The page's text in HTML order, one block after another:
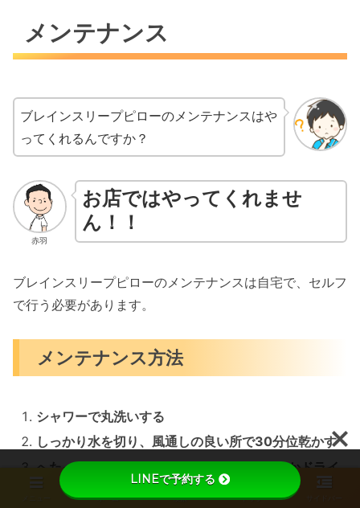
メンテナンス
ブレインスリープピローのメンテナンスはや
ってくれるんですか？
赤羽
お店ではやってくれませ
ん！！
ブレインスリープピローのメンテナンスは自宅で、セルフ
で行う必要があります。
メンテナンス方法
シャワーで丸洗いする
しっかり水を切り、風通しの良い所で30分位乾かす
へたってきていたら、40~50℃のシャワーかドライ
ヤーで温める
ホーム 検索 トップ
LINEで予約する